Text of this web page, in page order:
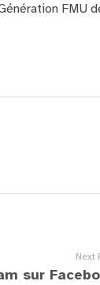
FMU
Next
sur